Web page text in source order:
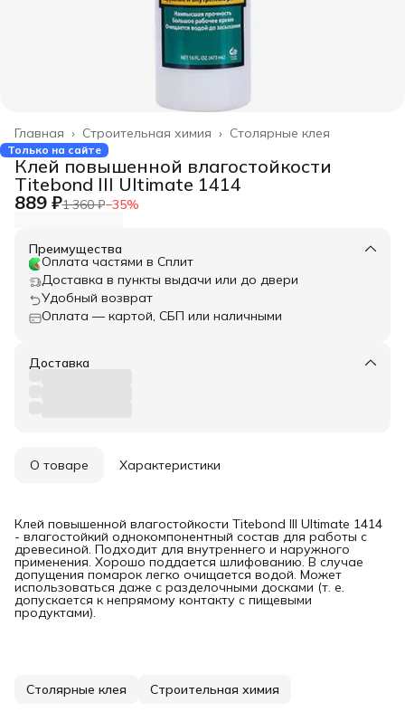
Столярные клея
Строительная химия ›
Главная ›
Только на сайте
Клей повышенной влагостойкости
Titebond III Ultimate 1414
889 ₽1 360 ₽−35%
Преимущества
Оплата частями в Сплит
Доставка в пункты выдачи или до двери
Удобный возврат
Оплата — картой, СБП или наличными
Доставка
О товаре Характеристики
Клей повышенной влагостойкости Titebond III Ultimate 1414
- влагостойкий однокомпонентный состав для работы с
древесиной. Подходит для внутреннего и наружного
применения. Хорошо поддается шлифованию. В случае
допущения помарок легко очищается водой. Может
использоваться даже с разделочными досками (т. е.
допускается к непрямому контакту с пищевыми
продуктами).
Столярные клея Строительная химия